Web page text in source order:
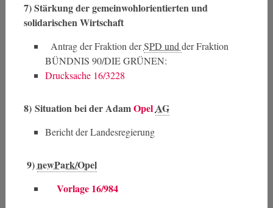
7)Stärkung der gemeinwohlorientierten und
solidarischen Wirtschaft
Antrag der Fraktion derSPD und der Fraktion
BÜNDNIS 90/DIE GRÜNEN:
Drucksache 16/3228
8) Situation bei der AdamOpelAG
Bericht der Landesregierung
9)newPark/Opel
Vorlage 16/984